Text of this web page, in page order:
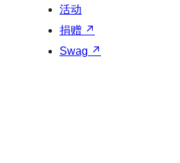
活动
捐赠 ↗
Swag ↗